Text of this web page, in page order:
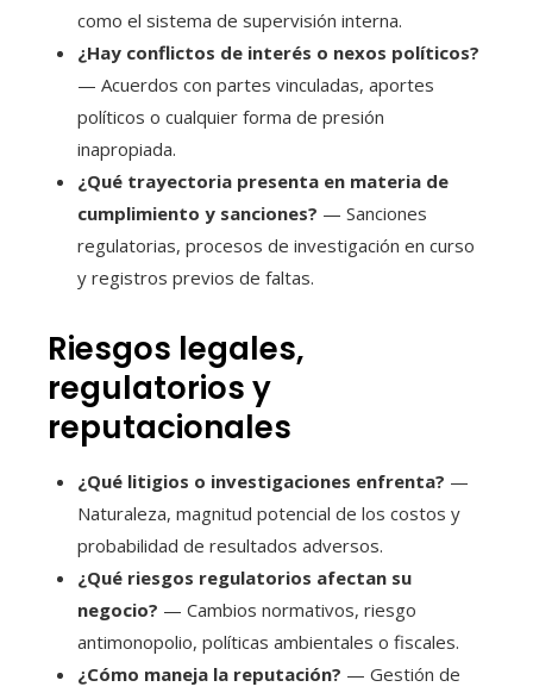
como el sistema de supervisión interna.
¿Hay conflictos de interés o nexos políticos?
— Acuerdos con partes vinculadas, aportes
políticos o cualquier forma de presión
inapropiada.
¿Qué trayectoria presenta en materia de
cumplimiento y sanciones? — Sanciones
regulatorias, procesos de investigación en curso
y registros previos de faltas.
Riesgos legales,
regulatorios y
reputacionales
¿Qué litigios o investigaciones enfrenta? —
Naturaleza, magnitud potencial de los costos y
probabilidad de resultados adversos.
¿Qué riesgos regulatorios afectan su
negocio? — Cambios normativos, riesgo
antimonopolio, políticas ambientales o fiscales.
¿Cómo maneja la reputación? — Gestión de